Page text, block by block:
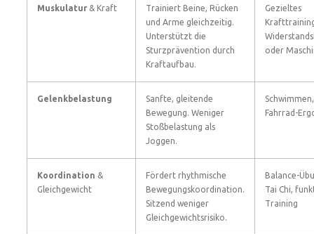
Muskulatur & Kraft
Trainiert Beine, Rücken
und Arme gleichzeitig.
Unterstützt die
Sturzprävention durch
Kraftaufbau.
Gezieltes
oder
Gelenkbelastung
Sanfte, gleitende
Bewegung. Weniger
Stoßbelastung als
Joggen.
Schwimmen,
Fahrrad-
Koordination &
Gleichgewicht
Fördert rhythmische
Bewegungskoordination.
Sitzend weniger
Gleichgewichtsrisiko.
Balance-
Tai Chi,
Training